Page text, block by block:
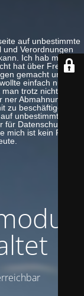
auf unbestimmte
Verordnungen
Ich hab mal
hat über Freeware
gemacht und nie
einfach nur Teil
trotz nicht
Abmahnung. Das
zu beschäftigen und
unbestimmte Zeit.
Datenschutz und
mich ist kein Platz